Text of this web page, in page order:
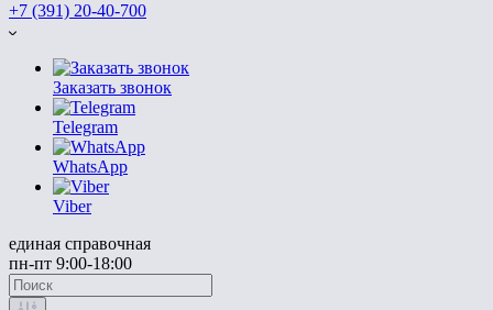
+7 (391) 20-40-700
Заказать звонок
Telegram
WhatsApp
Viber
единая справочная
пн-пт 9:00-18:00